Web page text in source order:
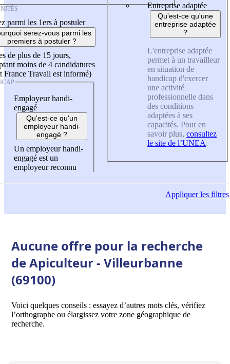
parmi les 1ers à postuler
serez-vous parmi les
premiers à postuler ?
de plus de 15 jours,
moins de 4 candidatures
France Travail est informé)
Employeur handi-
engagé
Qu'est-ce qu'un
employeur handi-
engagé ?
Un employeur handi-
engagé est un
employeur reconnu
Entreprise adaptée
Qu'est-ce qu'une
entreprise adaptée
?
L'entreprise adaptée
permet à un travailleur
en situation de
handicap d'exercer
une activité
professionnelle dans
des conditions
adaptées à ses
capacités. Pour en
savoir plus, consultez
le site de l’UNEA.
Appliquerles filtres
Aucune offre pour la recherche
de Apiculteur - Villeurbanne
(69100)
Voici quelques conseils : essayez d’autres mots clés, vérifiez
l’orthographe ou élargissez votre zone géographique de
recherche.